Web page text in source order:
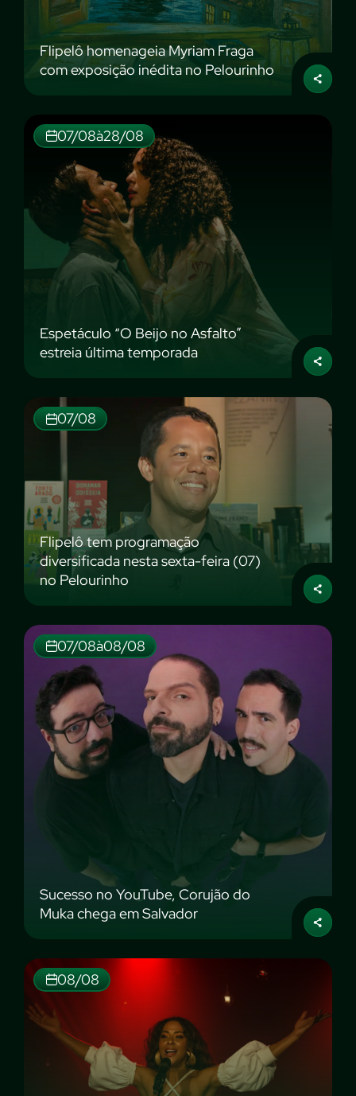
Flipelô homenageia Myriam Fraga
com exposição inédita no Pelourinho
07/08à28/08
Espetáculo “O Beijo no Asfalto”
estreia última temporada
07/08
Flipelô tem programação
diversificada nesta sexta-feira (07)
no Pelourinho
07/08à08/08
Sucesso no YouTube, Corujão do
Muka chega em Salvador
08/08